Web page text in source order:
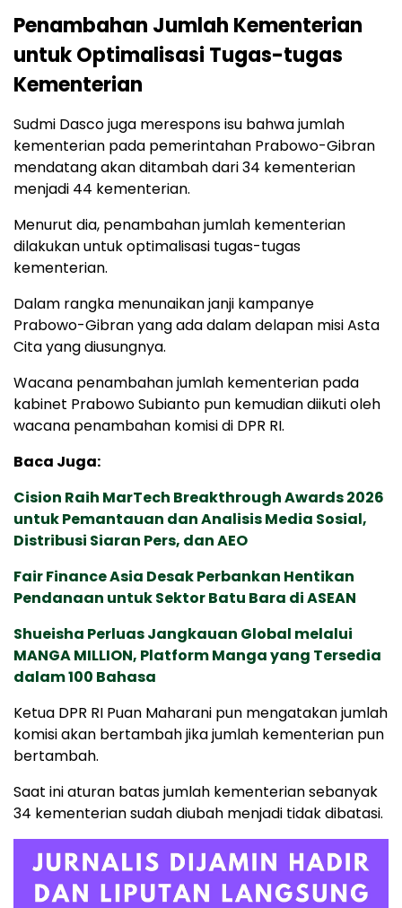
Penambahan Jumlah Kementerian
untuk Optimalisasi Tugas-tugas
Kementerian
Sudmi Dasco juga merespons isu bahwa jumlah
kementerian pada pemerintahan Prabowo-Gibran
mendatang akan ditambah dari 34 kementerian
menjadi 44 kementerian.
Menurut dia, penambahan jumlah kementerian
dilakukan untuk optimalisasi tugas-tugas
kementerian.
Dalam rangka menunaikan janji kampanye
Prabowo-Gibran yang ada dalam delapan misi Asta
Cita yang diusungnya.
Wacana penambahan jumlah kementerian pada
kabinet Prabowo Subianto pun kemudian diikuti oleh
wacana penambahan komisi di DPR RI.
Baca Juga:
Cision Raih MarTech Breakthrough Awards 2026
untuk Pemantauan dan Analisis Media Sosial,
Distribusi Siaran Pers, dan AEO
Fair Finance Asia Desak Perbankan Hentikan
Pendanaan untuk Sektor Batu Bara di ASEAN
Shueisha Perluas Jangkauan Global melalui
MANGA MILLION, Platform Manga yang Tersedia
dalam 100 Bahasa
Ketua DPR RI Puan Maharani pun mengatakan jumlah
komisi akan bertambah jika jumlah kementerian pun
bertambah.
Saat ini aturan batas jumlah kementerian sebanyak
34 kementerian sudah diubah menjadi tidak dibatasi.